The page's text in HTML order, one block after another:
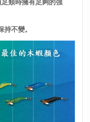
不變。